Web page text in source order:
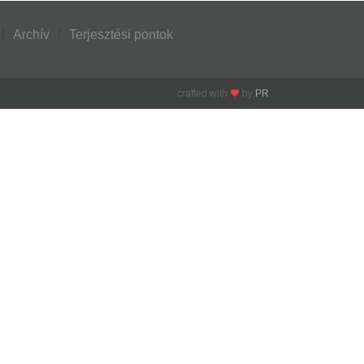
Archív Terjesztési pontok
crafted with by PR